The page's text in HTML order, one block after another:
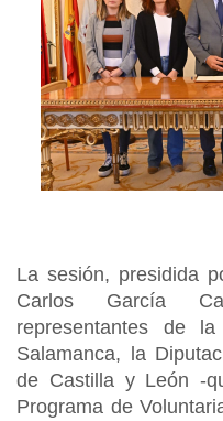
La sesión, presidida
Carlos García
representantes de
Salamanca, la
de Castilla y León -
Programa de